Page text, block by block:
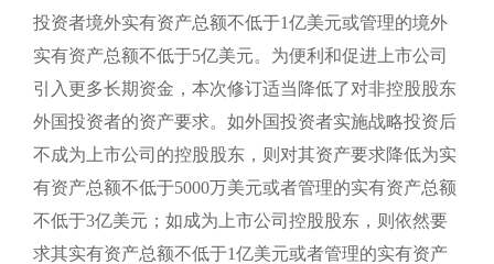
投资者境外实有资产总额不低于1亿美元或管理的境外
实有资产总额不低于5亿美元。为便利和促进上市公司
引入更多长期资金，本次修订适当降低了对非控股股东
外国投资者的资产要求。如外国投资者实施战略投资后
不成为上市公司的控股股东，则对其资产要求降低为实
有资产总额不低于5000万美元或者管理的实有资产总额
不低于3亿美元；如成为上市公司控股股东，则依然要
求其实有资产总额不低于1亿美元或者管理的实有资产